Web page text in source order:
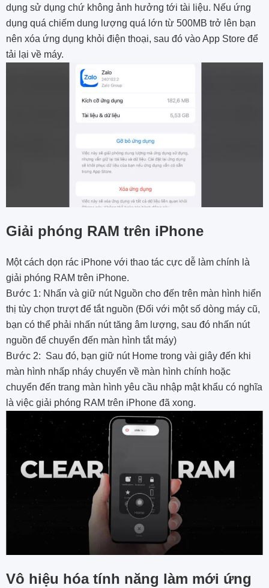
dụng sử dụng chứ không ảnh hưởng tới tài liệu. Nếu ứng
dụng quá chiếm dung lượng quá lớn từ 500MB trở lên bạn
nên xóa ứng dụng khỏi điện thoại, sau đó vào App Store để
tải lại về máy.
Giải phóng RAM trên iPhone
Một cách dọn rác iPhone với thao tác cực dễ làm chính là
giải phóng RAM trên iPhone.
Bước 1: Nhấn và giữ nút Nguồn cho đến trên màn hình hiển
thị tùy chọn trượt để tắt nguồn (Đối với một số dòng máy cũ,
bạn có thể phải nhấn nút tăng âm lượng, sau đó nhấn nút
nguồn để chuyển đến màn hình tắt máy)
Bước 2: Sau đó, bạn giữ nút Home trong vài giây đến khi
màn hình nhấp nháy chuyển về màn hình chính hoặc
chuyển đến trang màn hình yêu cầu nhập mật khẩu có nghĩa
là việc giải phóng RAM trên iPhone đã xong.
Vô hiệu hóa tính năng làm mới ứng